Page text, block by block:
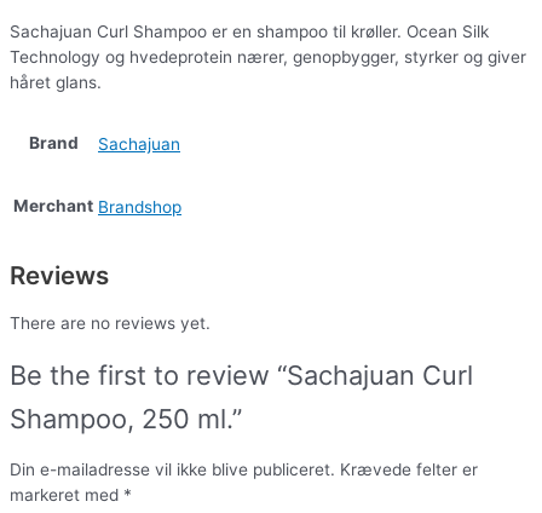
Sachajuan Curl Shampoo er en shampoo til krøller. Ocean Silk
Technology og hvedeprotein nærer, genopbygger, styrker og giver
håret glans.
Brand Sachajuan
Merchant Brandshop
Reviews
There are no reviews yet.
Be the first to review “Sachajuan Curl
Shampoo, 250 ml.”
Din e-mailadresse vil ikke blive publiceret. Krævede felter er
markeret med *